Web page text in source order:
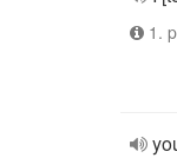
1.